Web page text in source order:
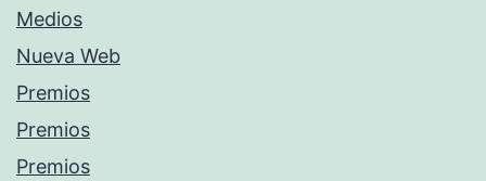
Medios
Nueva Web
Premios
Premios
Premios